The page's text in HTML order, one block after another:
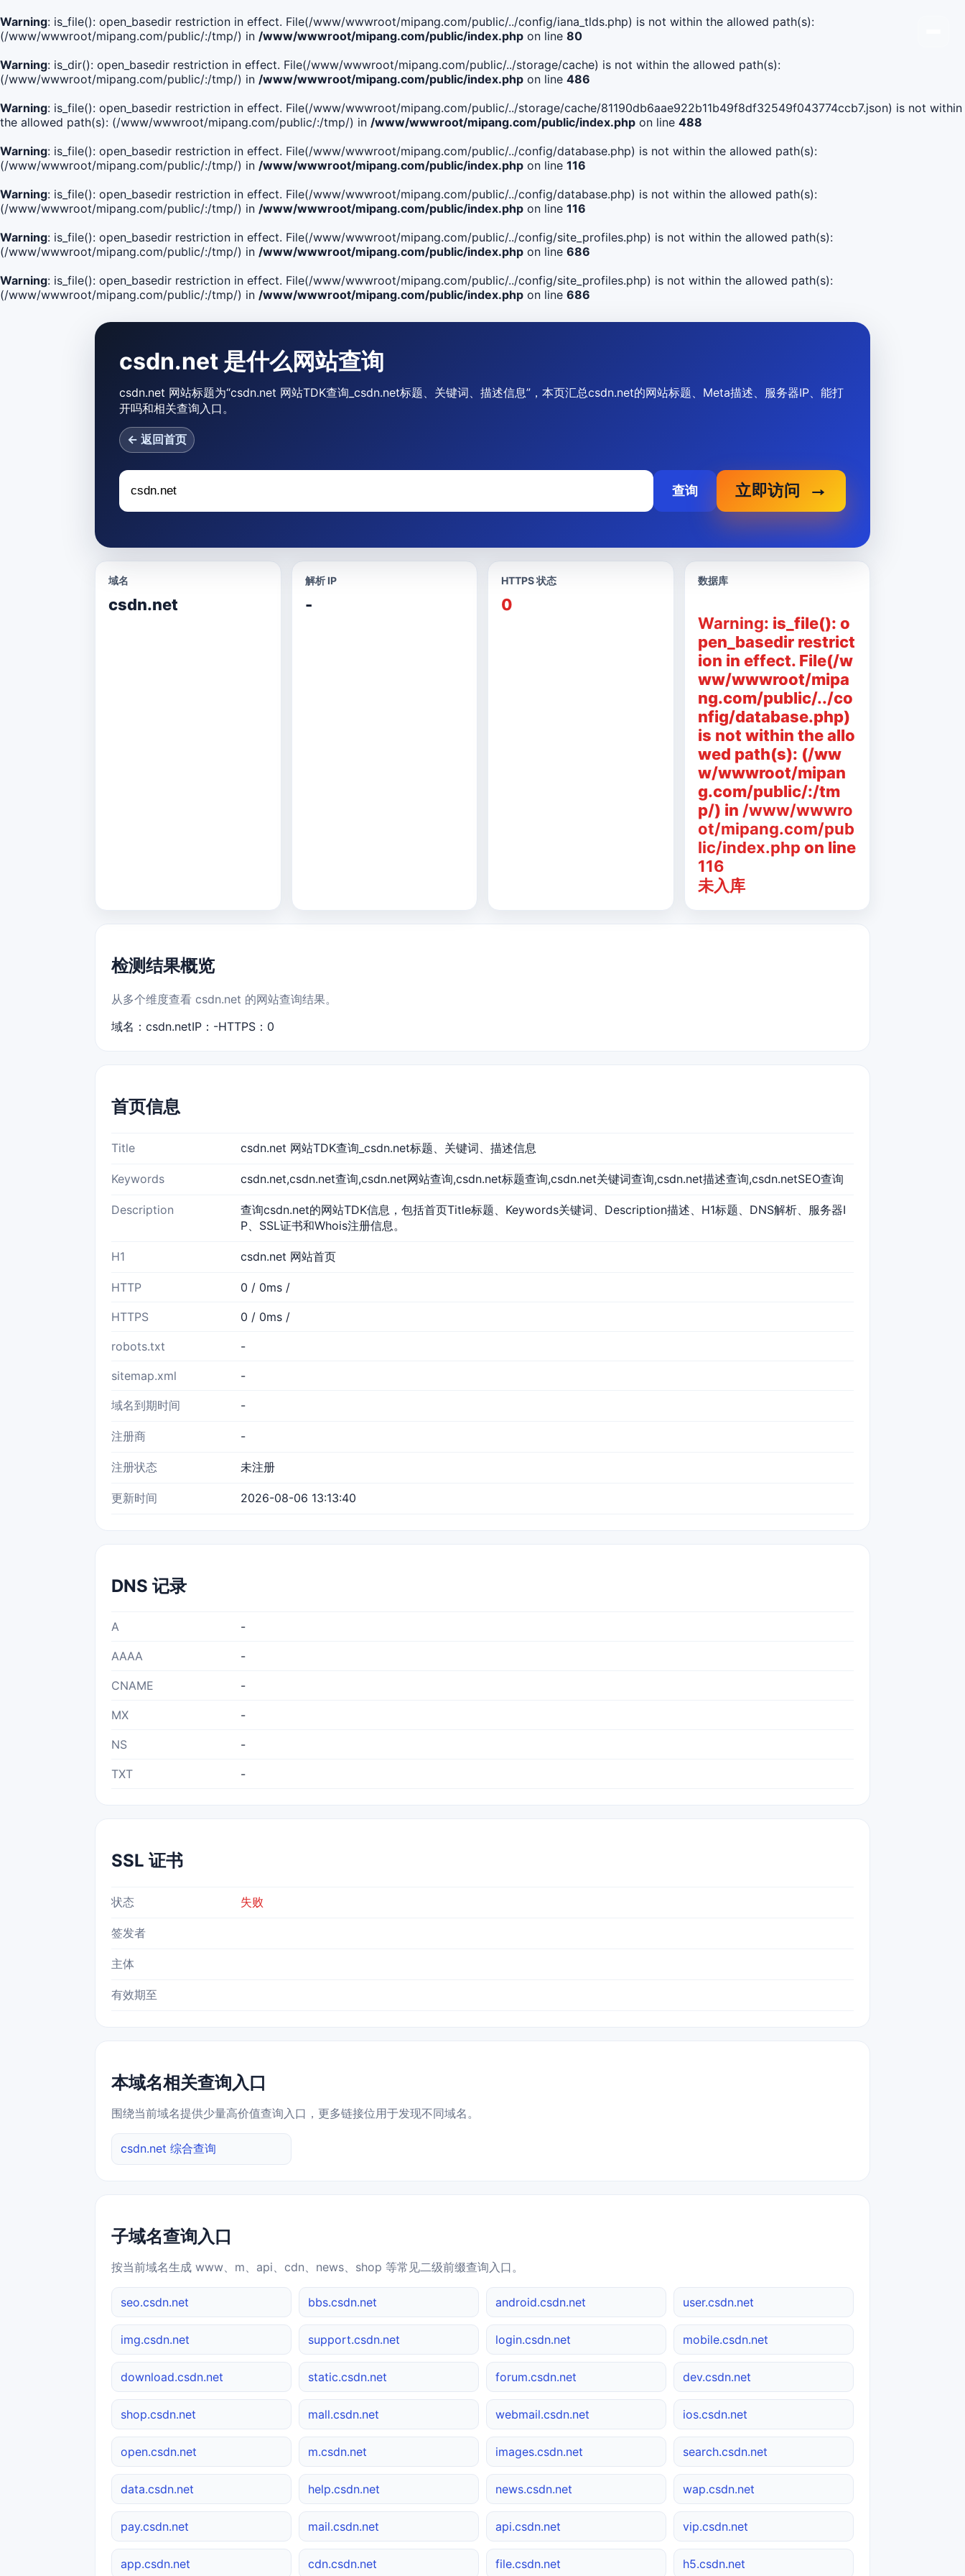
Warning: is_file(): open_basedir restriction in effect. File(/www/wwwroot/mipang.com/public/../config/iana_tlds.php) is not within the allowed path(s):
(/www/wwwroot/mipang.com/public/:/tmp/) in /www/wwwroot/mipang.com/public/index.php on line 80
Warning: is_dir(): open_basedir restriction in effect. File(/www/wwwroot/mipang.com/public/../storage/cache) is not within the allowed path(s):
(/www/wwwroot/mipang.com/public/:/tmp/) in /www/wwwroot/mipang.com/public/index.php on line 486
Warning: is_file(): open_basedir restriction in effect. File(/www/wwwroot/mipang.com/public/../storage/cache/81190db6aae922b11b49f8df32549f043774ccb7.json) is not within
the allowed path(s): (/www/wwwroot/mipang.com/public/:/tmp/) in /www/wwwroot/mipang.com/public/index.php on line 488
Warning: is_file(): open_basedir restriction in effect. File(/www/wwwroot/mipang.com/public/../config/database.php) is not within the allowed path(s):
(/www/wwwroot/mipang.com/public/:/tmp/) in /www/wwwroot/mipang.com/public/index.php on line 116
Warning: is_file(): open_basedir restriction in effect. File(/www/wwwroot/mipang.com/public/../config/database.php) is not within the allowed path(s):
(/www/wwwroot/mipang.com/public/:/tmp/) in /www/wwwroot/mipang.com/public/index.php on line 116
Warning: is_file(): open_basedir restriction in effect. File(/www/wwwroot/mipang.com/public/../config/site_profiles.php) is not within the allowed path(s):
(/www/wwwroot/mipang.com/public/:/tmp/) in /www/wwwroot/mipang.com/public/index.php on line 686
Warning: is_file(): open_basedir restriction in effect. File(/www/wwwroot/mipang.com/public/../config/site_profiles.php) is not within the allowed path(s):
(/www/wwwroot/mipang.com/public/:/tmp/) in /www/wwwroot/mipang.com/public/index.php on line 686
csdn.net 是什么网站查询
csdn.net 网站标题为“csdn.net 网站TDK查询_csdn.net标题、关键词、描述信息”，本页汇总csdn.net的网站标题、Meta描述、服务器IP、能打
开吗和相关查询入口。
← 返回首页
查询 立即访问
域名
csdn.net
解析 IP
-
HTTPS 状态
0
数据库
Warning: is_file(): o
pen_basedir restrict
ion in effect. File(/w
ww/wwwroot/mipa
ng.com/public/../co
nfig/database.php)
is not within the allo
wed path(s): (/ww
w/wwwroot/mipan
g.com/public/:/tm
p/) in /www/wwwro
ot/mipang.com/pub
lic/index.php on line
116
未入库
检测结果概览
从多个维度查看 csdn.net 的网站查询结果。
域名：csdn.netIP：-HTTPS：0
首页信息
Title csdn.net 网站TDK查询_csdn.net标题、关键词、描述信息
Keywords csdn.net,csdn.net查询,csdn.net网站查询,csdn.net标题查询,csdn.net关键词查询,csdn.net描述查询,csdn.netSEO查询
Description
查询csdn.net的网站TDK信息，包括首页Title标题、Keywords关键词、Description描述、H1标题、DNS解析、服务器I
P、SSL证书和Whois注册信息。
H1 csdn.net 网站首页
HTTP 0 / 0ms /
HTTPS 0 / 0ms /
robots.txt -
sitemap.xml -
域名到期时间 -
注册商 -
注册状态 未注册
更新时间 2026-08-06 13:13:40
DNS 记录
A -
AAAA -
CNAME -
MX -
NS -
TXT -
SSL 证书
状态 失败
签发者
主体
有效期至
本域名相关查询入口
围绕当前域名提供少量高价值查询入口，更多链接位用于发现不同域名。
csdn.net 综合查询
子域名查询入口
按当前域名生成 www、m、api、cdn、news、shop 等常见二级前缀查询入口。
seo.csdn.net bbs.csdn.net android.csdn.net user.csdn.net
img.csdn.net support.csdn.net login.csdn.net mobile.csdn.net
download.csdn.net static.csdn.net forum.csdn.net dev.csdn.net
shop.csdn.net mall.csdn.net webmail.csdn.net ios.csdn.net
open.csdn.net m.csdn.net images.csdn.net search.csdn.net
data.csdn.net help.csdn.net news.csdn.net wap.csdn.net
pay.csdn.net mail.csdn.net api.csdn.net vip.csdn.net
app.csdn.net cdn.csdn.net file.csdn.net h5.csdn.net